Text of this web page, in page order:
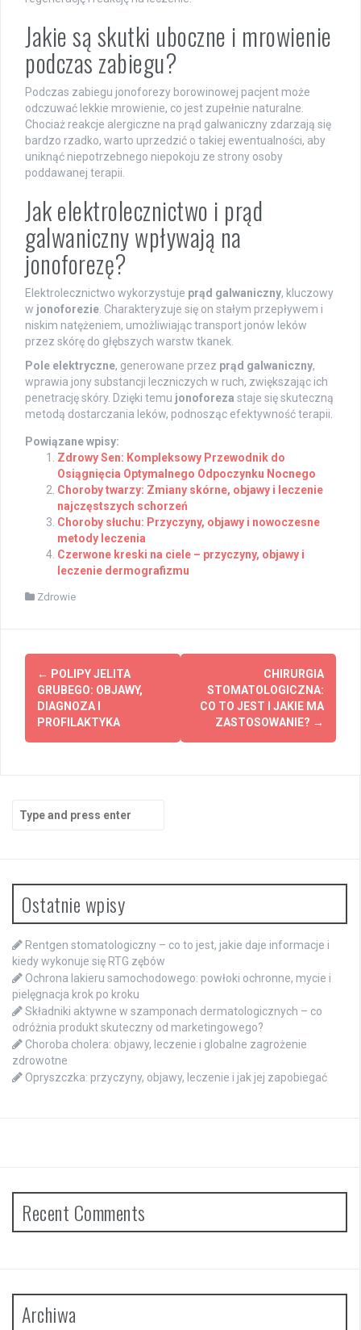
Jakie są skutki uboczne i mrowienie
podczas zabiegu?
Podczas zabiegu jonoforezy borowinowej pacjent może
odczuwać lekkie mrowienie, co jest zupełnie naturalne.
Chociaż reakcje alergiczne na prąd galwaniczny zdarzają się
bardzo rzadko, warto uprzedzić o takiej ewentualności, aby
uniknąć niepotrzebnego niepokoju ze strony osoby
poddawanej terapii.
Jak elektrolecznictwo i prąd
galwaniczny wpływają na
jonoforezę?
Elektrolecznictwo wykorzystuje prąd galwaniczny, kluczowy
w jonoforezie. Charakteryzuje się on stałym przepływem i
niskim natężeniem, umożliwiając transport jonów leków
przez skórę do głębszych warstw tkanek.
Pole elektryczne, generowane przez prąd galwaniczny,
wprawia jony substancji leczniczych w ruch, zwiększając ich
penetrację skóry. Dzięki temu jonoforeza staje się skuteczną
metodą dostarczania leków, podnosząc efektywność terapii.
Powiązane wpisy:
Zdrowy Sen: Kompleksowy Przewodnik do
Osiągnięcia Optymalnego Odpoczynku Nocnego
Choroby twarzy: Zmiany skórne, objawy i leczenie
najczęstszych schorzeń
Choroby słuchu: Przyczyny, objawy i nowoczesne
metody leczenia
Czerwone kreski na ciele – przyczyny, objawy i
leczenie dermografizmu
Zdrowie
Post
navigation
← POLIPY JELITA
GRUBEGO: OBJAWY,
DIAGNOZA I
PROFILAKTYKA
CHIRURGIA
STOMATOLOGICZNA:
CO TO JEST I JAKIE MA
ZASTOSOWANIE? →
Search
for:
Ostatnie wpisy
Rentgen stomatologiczny – co to jest, jakie daje informacje i
kiedy wykonuje się RTG zębów
Ochrona lakieru samochodowego: powłoki ochronne, mycie i
pielęgnacja krok po kroku
Składniki aktywne w szamponach dermatologicznych – co
odróżnia produkt skuteczny od marketingowego?
Choroba cholera: objawy, leczenie i globalne zagrożenie
zdrowotne
Opryszczka: przyczyny, objawy, leczenie i jak jej zapobiegać
Recent Comments
Archiwa